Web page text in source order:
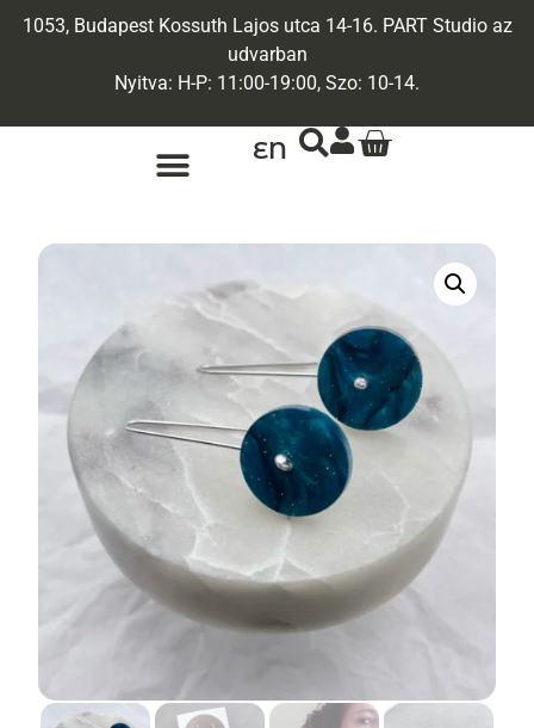
1053, Budapest Kossuth Lajos utca 14-16. PART Studio az
udvarban
Nyitva: H-P: 11:00-19:00, Szo: 10-14.
EN